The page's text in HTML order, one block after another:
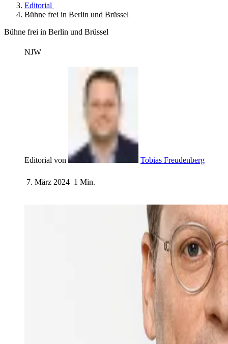
Editorial
Bühne frei in Berlin und Brüssel
Bühne frei in Berlin und Brüssel
NJW
Editorial von Tobias Freudenberg
7. März 2024 1 Min.